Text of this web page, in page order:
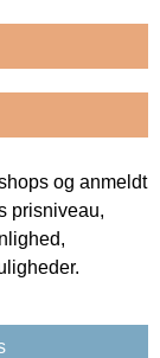
og anmeldt
prisniveau,